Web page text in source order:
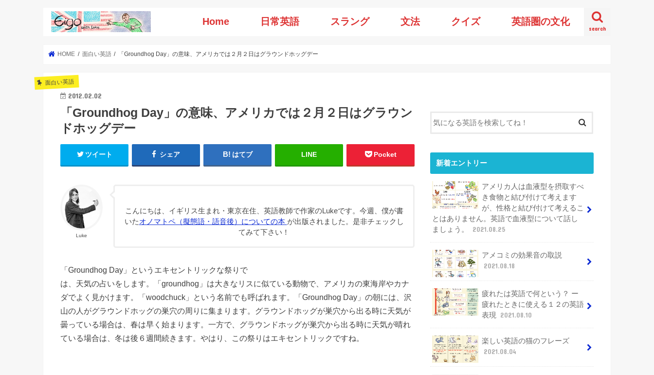
search
Home 日常英語 スラング 文法 クイズ 英語圏の文化
HOME 面白い英語 「Groundhog Day」の意味、アメリカでは２月２日はグラウンドホッグデー
面白い英語
2012.02.02
「Groundhog Day」の意味、アメリカでは２月２日はグラウン
ドホッグデー
ツイート シェア はてブ LINE Pocket
Luke
こんにちは、イギリス生まれ・東京在住、英語教師で作家のLukeです。今週、僕が書
いたオノマトペ（擬態語・語音後）についての本 が出版されました。是非チェックし
てみて下さい！
「Groundhog Day」というエキセントリックな祭りで
は、天気の占いをします。「groundhog」は大きなリスに似ている動物で、アメリカの東海岸やカナ
ダでよく見かけます。「woodchuck」という名前でも呼ばれます。「Groundhog Day」の朝には、沢
山の人がグラウンドホッグの巣穴の周りに集まります。グラウンドホッグが巣穴から出る時に天気が
曇っている場合は、春は早く始まります。一方で、グラウンドホッグが巣穴から出る時に天気が晴れ
ている場合は、冬は後６週間続きます。やはり、この祭りはエキセントリックですね。
新着エントリー
アメリカ人は血液型を摂取すべ
き食物と結び付けて考えます
が、性格と結び付けて考えるこ
とはありません。英語で血液型について話し
ましょう。
2021.08.25
アメコミの効果音の取説
2021.08.18
疲れたは英語で何という？ ー
疲れたときに使える１２の英語
表現
2021.08.10
楽しい英語の猫のフレーズ
2021.08.04